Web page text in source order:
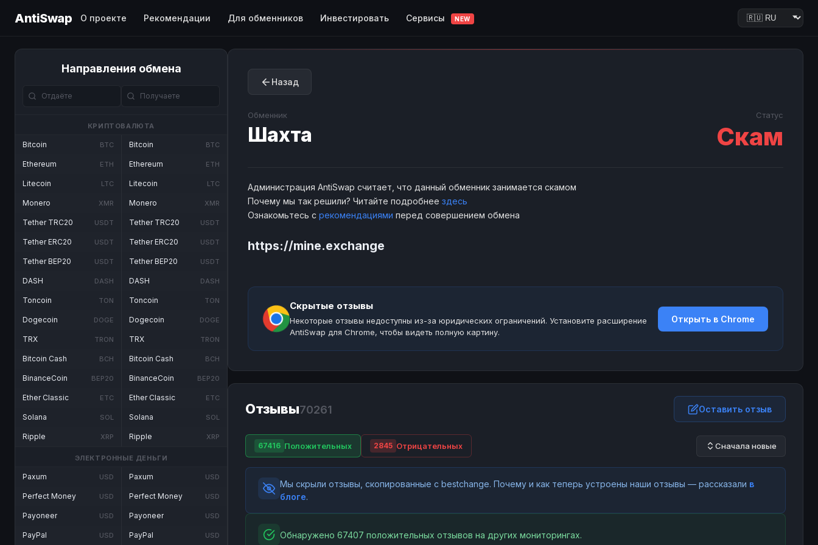
AntiSwap О проекте Рекомендации Для обменников Инвестировать Сервисы NEW
Направления обмена
КРИПТОВАЛЮТА
Bitcoin BTC
Ethereum ETH
Litecoin LTC
Monero XMR
Tether TRC20 USDT
Tether ERC20 USDT
Tether BEP20 USDT
DASH DASH
Toncoin TON
Dogecoin DOGE
TRX TRON
Bitcoin Cash BCH
BinanceCoin BEP20
Ether Classic ETC
Solana SOL
Ripple XRP
Bitcoin BTC
Ethereum ETH
Litecoin LTC
Monero XMR
Tether TRC20 USDT
Tether ERC20 USDT
Tether BEP20 USDT
DASH DASH
Toncoin TON
Dogecoin DOGE
TRX TRON
Bitcoin Cash BCH
BinanceCoin BEP20
Ether Classic ETC
Solana SOL
Ripple XRP
ЭЛЕКТРОННЫЕ ДЕНЬГИ
Paxum USD
Perfect Money USD
Payoneer USD
PayPal USD
Paxum USD
Perfect Money USD
Payoneer USD
PayPal USD
Назад
Обменник
Шахта
Статус
Скам
Администрация AntiSwap считает, что данный обменник занимается скамом
Почему мы так решили? Читайте подробнее здесь
Ознакомьтесь с рекомендациями перед совершением обмена
https://mine.exchange
Скрытые отзывы
Некоторые отзывы недоступны из-за юридических ограничений. Установите расширение
AntiSwap для Chrome, чтобы видеть полную картину.
Открыть в Chrome
Отзывы70261 Оставить отзыв
67416 Положительных 2845 Отрицательных Сначала новые
Мы скрыли отзывы, скопированные с bestchange. Почему и как теперь устроены наши отзывы — рассказали в
блоге.
Обнаружено 67407 положительных отзывов на других мониторингах.